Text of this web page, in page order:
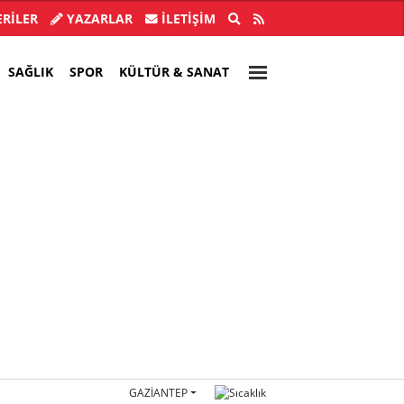
Başkanı İlkay Çiçek tutuklandı!
YAZARLAR İLETIŞIM
SAĞLIK SPOR KÜLTÜR & SANAT
GAZIANTEP